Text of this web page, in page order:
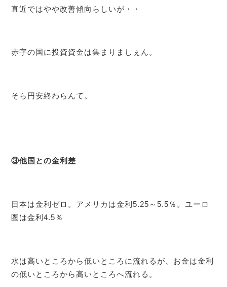
直近ではやや改善傾向らしいが・・
赤字の国に投資資金は集まりましぇん。
そら円安終わらんて。
③他国との金利差
日本は金利ゼロ。アメリカは金利5.25～5.5％。ユーロ
圏は金利4.5％
水は高いところから低いところに流れるが、お金は金利
の低いところから高いところへ流れる。